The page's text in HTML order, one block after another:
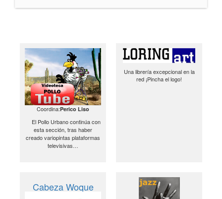
Coordina:Perico Liso
El Pollo Urbano continúa con
esta sección, tras haber
creado variopintas plataformas
televisivas…
Una librería excepcional en la
red ¡Pincha el logo!
Cabeza Woque